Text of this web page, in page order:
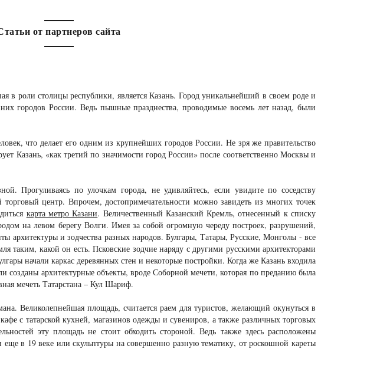
от партнеров сайта
в роли столицы республики, является Казань. Город уникальнейший в своем роде и
городов России. Ведь пышные празднества, проводимые восемь лет назад, были
что делает его одним из крупнейших городов России. Не зря же правительство
Казань, «как третий по значимости город России» после соответственно Москвы и
Прогуливаясь по улочкам города, не удивляйтесь, если увидите по соседству
центр. Впрочем, достопримечательности можно завидеть из многих точек
карта метро Казани. Величественный Казанский Кремль, отнесенный к списку
на левом берегу Волги. Имея за собой огромную череду построек, разрушений,
архитектуры и зодчества разных народов. Булгары, Татары, Русские, Монголы - все
таким, какой он есть. Псковские зодчие наряду с другими русскими архитекторами
начали каркас деревянных стен и некоторые постройки. Когда же Казань входила
созданы архитектурные объекты, вроде Соборной мечети, которая по преданию была
мечеть Татарстана – Кул Шариф.
Великолепнейшая площадь, считается раем для туристов, желающий окунуться в
с татарской кухней, магазинов одежды и сувениров, а также различных торговых
эту площадь не стоит обходить стороной. Ведь также здесь расположены
еще в 19 веке или скульптуры на совершенно разную тематику, от роскошной кареты